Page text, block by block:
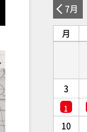
7月
月
3
1
10